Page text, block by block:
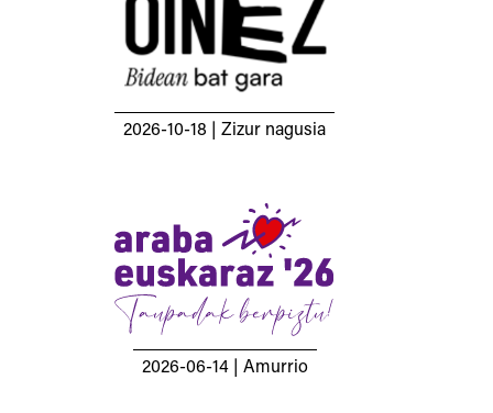
2026-10-18 | Zizur nagusia
2026-06-14| Amurrio